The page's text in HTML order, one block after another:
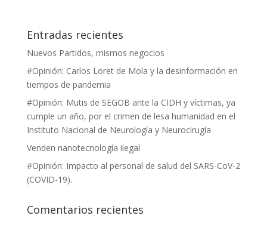
Entradas recientes
Nuevos Partidos, mismos negocios
#Opinión: Carlos Loret de Mola y la desinformación en
tiempos de pandemia
#Opinión: Mutis de SEGOB ante la CIDH y víctimas, ya
cumple un año, por el crimen de lesa humanidad en el
Instituto Nacional de Neurología y Neurocirugía
Venden nanotecnología ilegal
#Opinión: Impacto al personal de salud del SARS-CoV-2
(COVID-19).
Comentarios recientes